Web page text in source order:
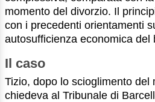
momento del divorzio. Il
con i precedenti orientamenti
autosufficienza economica del
Il caso
Tizio, dopo lo scioglimento del
chiedeva al Tribunale di